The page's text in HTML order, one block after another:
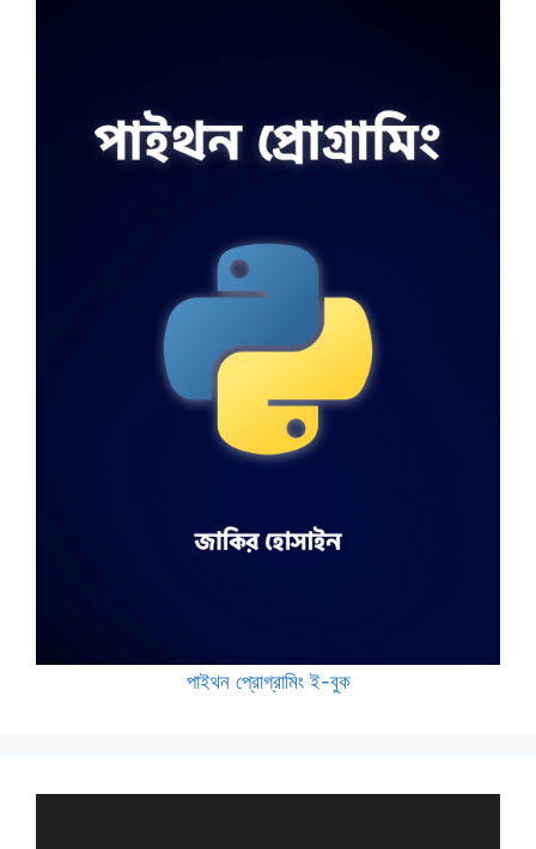
পাইথন প্রোগ্রামিং ই-বুক